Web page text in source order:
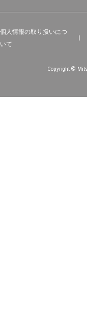
個人情報の取り扱いにつ
いて
Copyright ©